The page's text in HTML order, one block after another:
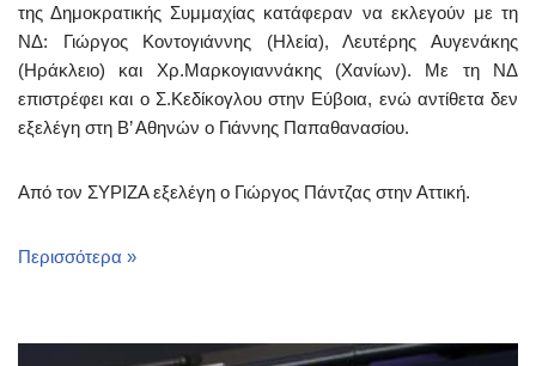
της Δημοκρατικής Συμμαχίας κατάφεραν να εκλεγούν με τη
ΝΔ: Γιώργος Κοντογιάννης (Ηλεία), Λευτέρης Αυγενάκης
(Ηράκλειο) και Χρ.Μαρκογιαννάκης (Χανίων). Με τη ΝΔ
επιστρέφει και ο Σ.Κεδίκογλου στην Εύβοια, ενώ αντίθετα δεν
εξελέγη στη Β’ Αθηνών ο Γιάννης Παπαθανασίου.
Από τον ΣΥΡΙΖΑ εξελέγη ο Γιώργος Πάντζας στην Αττική.
Περισσότερα »